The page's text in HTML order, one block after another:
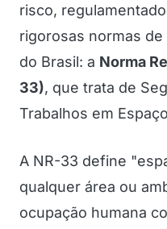
risco,
rigorosas normas
do Brasil: a Norma
33), que trata de
Trabalhos em
A NR-33 define
qualquer área ou
ocupação humana